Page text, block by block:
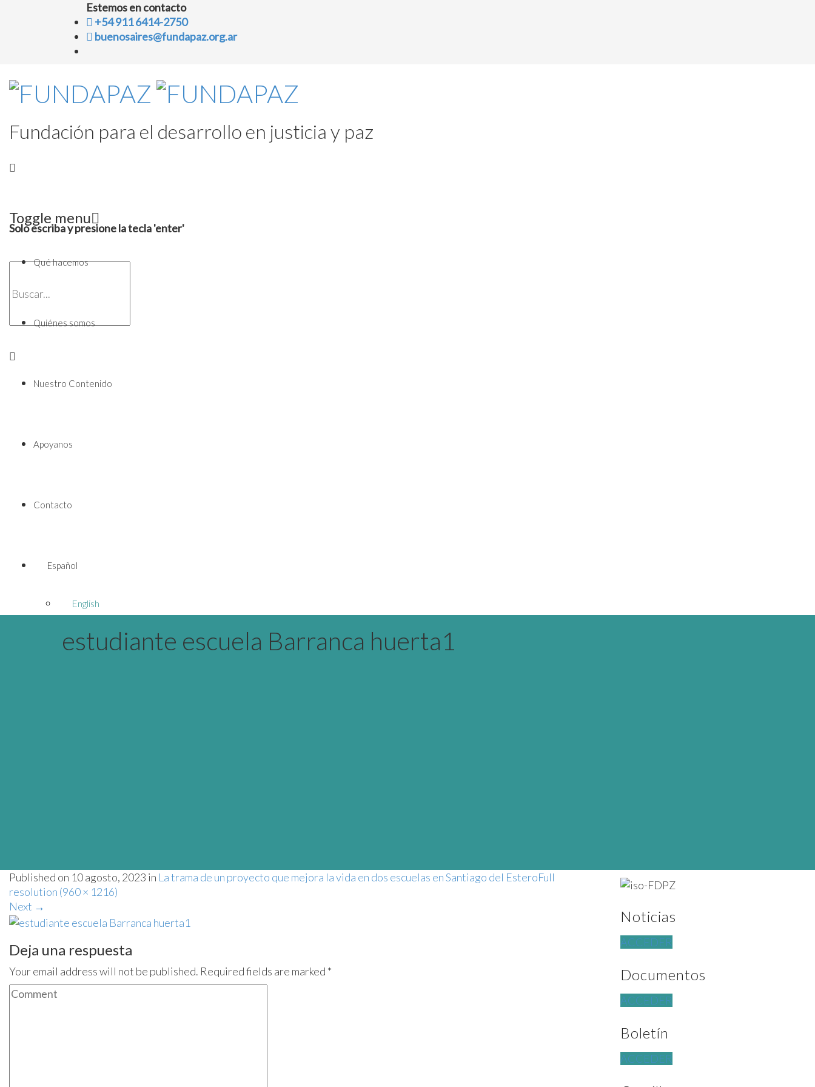
Estemos en contacto
+54 911 6414-2750
buenosaires@fundapaz.org.ar
Fundación para el desarrollo en justicia y paz
Solo escriba y presione la tecla 'enter'
Toggle menu
contentQué hacemos
Quiénes somos
Nuestro Contenido
Apoyanos
Contacto
Español
English
estudiante escuela Barranca huerta1
Published on 10 agosto, 2023 in La trama de un proyecto que mejora la vida en dos escuelas en Santiago del EsteroFull
resolution (960 × 1216)
Next →
Deja una respuesta
Your email address will not be published. Required fields are marked *
Noticias
ACCEDER
Documentos
ACCEDER
Boletín
ACCEDER